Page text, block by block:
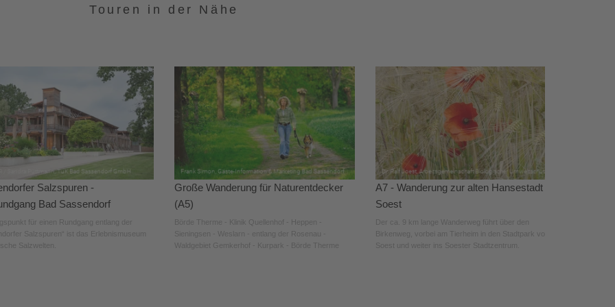
Touren in der Nähe
Salzspuren -
Bad Sassendorf
für einen Rundgang entlang der
Salzspuren“ ist das Erlebnismuseum
Salzwelten.
Große Wanderung für Naturentdecker
(A5)
Börde Therme - Klinik Quellenhof - Heppen -
Sieningsen - Weslarn - entlang der Rosenau -
Waldgebiet Gemkerhof - Kurpark - Börde Therme
A7 - Wanderung zur alten Hansestadt
Soest
Der ca. 9 km lange Wanderweg führt über den
Birkenweg, vorbei am Tierheim in den Stadtpark von
Soest und weiter ins Soester Stadtzentrum.